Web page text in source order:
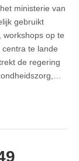
ministerie van
gebruikt
workshops op te
te lande
de regering